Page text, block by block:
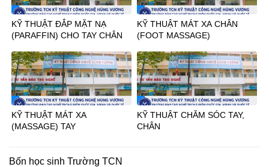
KỸ THUẬT ĐẮP MẶT NẠ
(PARAFFIN) CHO TAY CHÂN
KỸ THUẬT MÁT XA CHÂN
(FOOT MASSAGE)
KỸ THUẬT MÁT XA
(MASSAGE) TAY
KỸ THUẬT CHĂM SÓC TAY,
CHÂN
Bốn học sinh Trường TCN